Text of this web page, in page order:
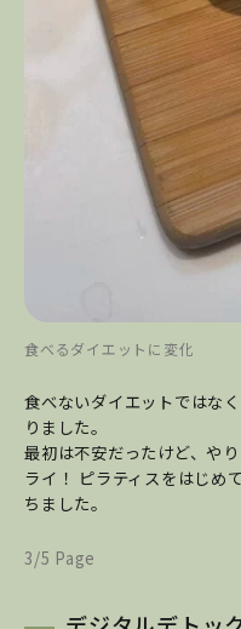
食べるダイエットに変化
食べないダイエットではな
りました。
最初は不安だったけど、や
ライ！ ピラティスをはじめ
ちました。
3/5 Page